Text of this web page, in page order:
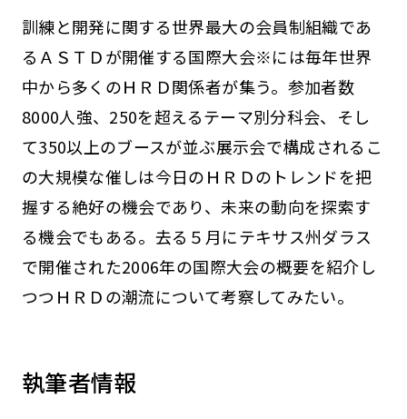
訓練と開発に関する世界最大の会員制組織であ
るＡＳＴＤが開催する国際大会※には毎年世界
中から多くのＨＲＤ関係者が集う。参加者数
8000人強、250を超えるテーマ別分科会、そし
て350以上のブースが並ぶ展示会で構成されるこ
の大規模な催しは今日のＨＲＤのトレンドを把
握する絶好の機会であり、未来の動向を探索す
る機会でもある。去る５月にテキサス州ダラス
で開催された2006年の国際大会の概要を紹介し
つつＨＲＤの潮流について考察してみたい。
執筆者情報